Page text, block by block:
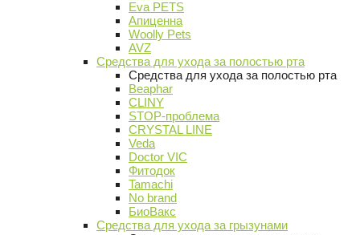
Eva PETS
Апиценна
Woolly Pets
AVZ
Средства для ухода за полостью рта
Средства для ухода за полостью рта
Beaphar
CLINY
STOP-проблема
CRYSTAL LINE
Veda
Doctor VIC
Фитодок
Tamachi
No brand
БиоВакс
Средства для ухода за грызунами